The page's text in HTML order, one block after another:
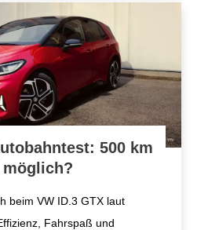
500 km
möglich?
beim VW ID.3 GTX laut
Fahrspaß und